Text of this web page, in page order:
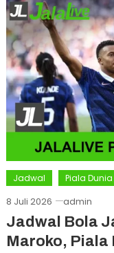
Jadwal Piala Dunia
8 Juli 2026 admin
Jadwal Bola
Maroko, Piala